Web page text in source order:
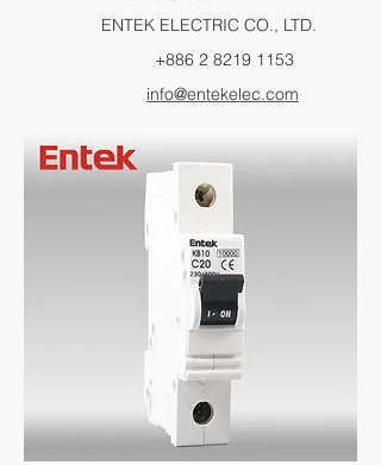
ENTEK ELECTRIC CO., LTD.
+886 2 8219 1153
info@entekelec.com